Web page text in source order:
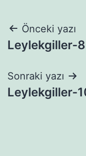
Yazı
gezinmesi
Önceki yazı
Leylekgiller-8
Sonraki yazı
Leylekgiller-